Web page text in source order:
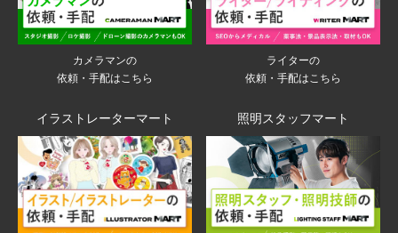
カメラマンの
依頼・手配はこちら
ライターの
依頼・手配はこちら
イラストレーターマート 照明スタッフマート